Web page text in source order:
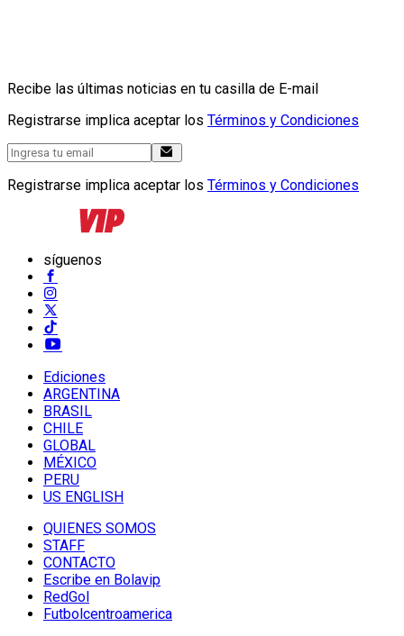
Recibe las últimas noticias en tu casilla de E-mail
Registrarse implica aceptar los Términos y Condiciones
Registrarse implica aceptar los Términos y Condiciones
síguenos
Ediciones
ARGENTINA
BRASIL
CHILE
GLOBAL
MÉXICO
PERU
US ENGLISH
QUIENES SOMOS
STAFF
CONTACTO
Escribe en Bolavip
RedGol
Futbolcentroamerica